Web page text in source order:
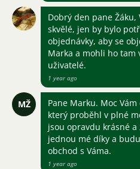
Dobrý den pane Žáku,
skvělé, jen by bylo
objednávky, aby se
Marka a mohli ho tam
uživatelé.
1 year ago
MŽ
Pane Marku. Moc
který proběhl v plné
jsou opravdu krásné a
jednou mé díky a
obchod s Váma.
1 year ago